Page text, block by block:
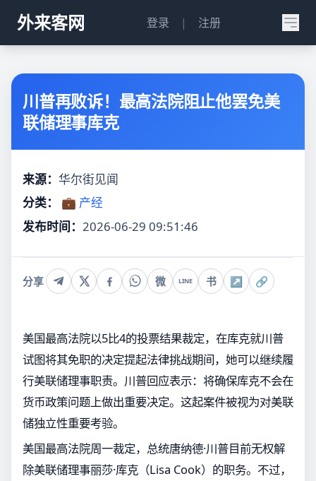
外来客网 登录 | 注册
川普再败诉！最高法院阻止他罢免美
联储理事库克
来源： 华尔街见闻
分类：
💼 产经
发布时间： 2026-06-29 09:51:46
分享 微 LINE 书 ↗ 🔗
美国最高法院以5比4的投票结果裁定，在库克就川普
试图将其免职的决定提起法律挑战期间，她可以继续履
行美联储理事职责。川普回应表示：将确保库克不会在
货币政策问题上做出重要决定。这起案件被视为对美联
储独立性重要考验。
美国最高法院周一裁定，总统唐纳德·川普目前无权解
除美联储理事丽莎·库克（Lisa Cook）的职务。不过，